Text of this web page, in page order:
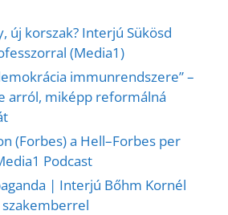
új korszak? Interjú Sükösd
(Media1)
immunrendszere” –
arról, miképp reformálná
(Forbes) a Hell–Forbes per
Podcast
| Interjú Bőhm Kornél